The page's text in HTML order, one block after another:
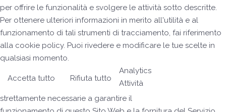
per offrire le funzionalità e svolgere le attività sotto descritte.
Per ottenere ulteriori informazioni in merito all'utilità e al
funzionamento di tali strumenti di tracciamento, fai riferimento
alla cookie policy. Puoi rivedere e modificare le tue scelte in
qualsiasi momento.
Accetta tutto Rifiuta tutto
Analytics
Attività
strettamente necessarie a garantire il